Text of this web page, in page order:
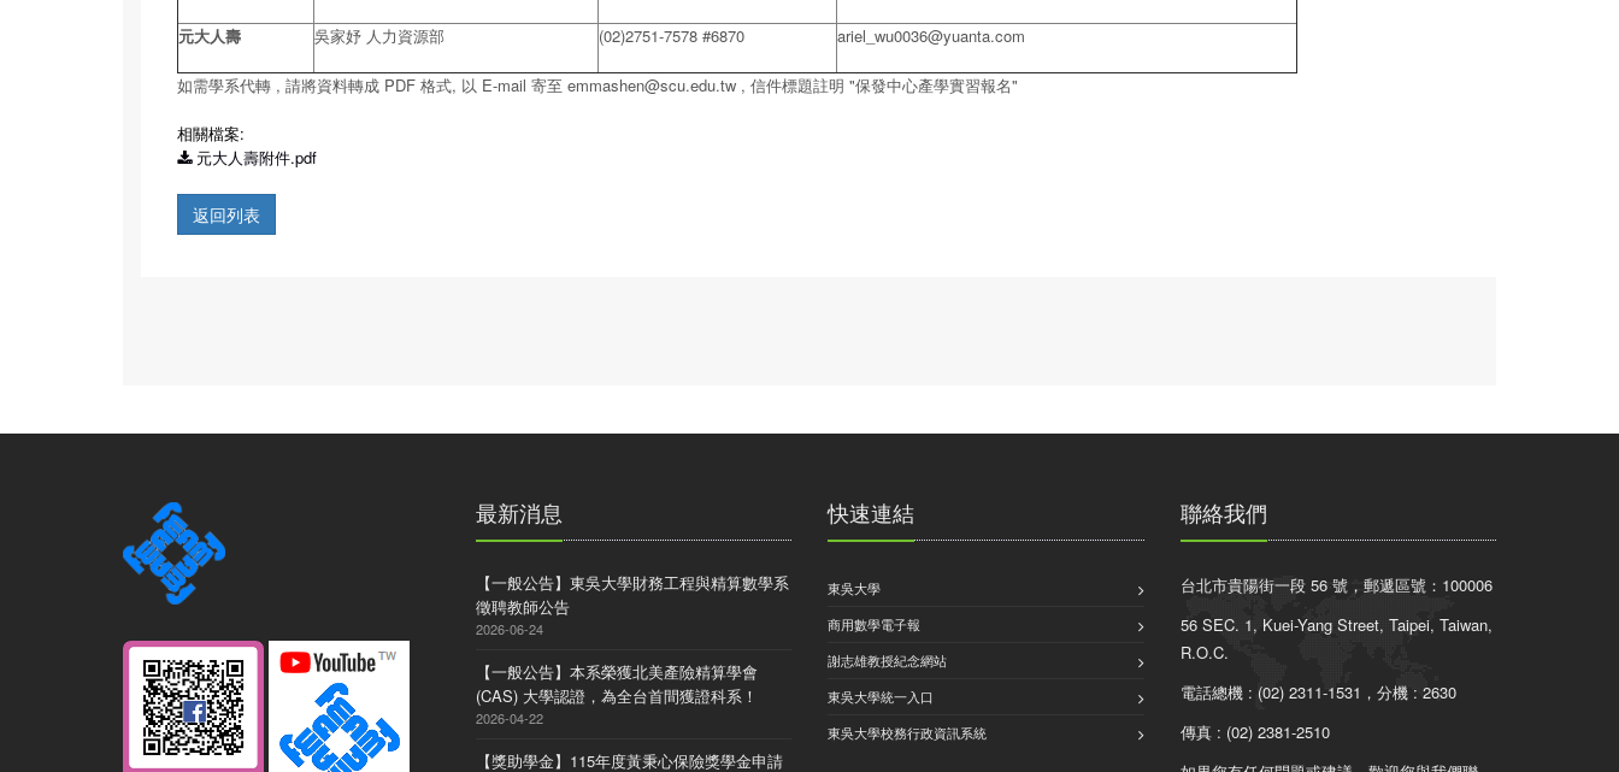
元大人壽 吳家妤 人力資源部 (02)2751-7578 #6870 ariel_wu0036@yuanta.com
如需學系代轉 , 請將資料轉成 PDF 格式, 以 E-mail 寄至 emmashen@scu.edu.tw , 信件標題註明 "保發中心產學實習報名"
相關檔案:
元大人壽附件.pdf
最新消息
【一般公告】東吳大學財務工程與精算數學系
徵聘教師公告
2026-06-24
【一般公告】本系榮獲北美產險精算學會
(CAS) 大學認證，為全台首間獲證科系！
2026-04-22
【獎助學金】115年度黃秉心保險獎學金申請
快速連結
東吳大學
商用數學電子報
謝志雄教授紀念網站
東吳大學統一入口
東吳大學校務行政資訊系統
聯絡我們
台北市貴陽街一段 56 號，郵遞區號：100006
56 SEC. 1, Kuei-Yang Street, Taipei, Taiwan,
R.O.C.
電話總機 : (02) 2311-1531，分機 : 2630
傳真 : (02) 2381-2510